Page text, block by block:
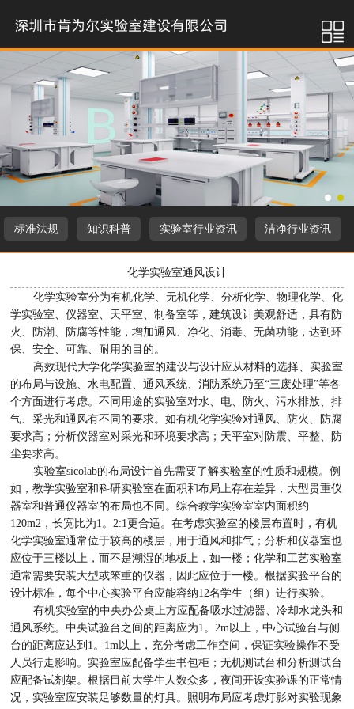
标准法规 知识科普 实验室行业资讯 洁净行业资讯
化学实验室通风设计
化学实验室分为有机化学、无机化学、分析化学、物理化学、化
学实验室、仪器室、天平室、制备室等，建筑设计美观舒适，具有防
火、防潮、防腐等性能，增加通风、净化、消毒、无菌功能，达到环
保、安全、可靠、耐用的目的。
高效现代大学化学实验室的建设与设计应从材料的选择、实验室
的布局与设施、水电配置、通风系统、消防系统乃至“三废处理”等各
个方面进行考虑。不同用途的实验室对水、电、防火、污水排放、排
气、采光和通风有不同的要求。如有机化学实验对通风、防火、防腐
要求高；分析仪器室对采光和环境要求高；天平室对防震、平整、防
尘要求高。
实验室sicolab的布局设计首先需要了解实验室的性质和规模。例
如，教学实验室和科研实验室在面积和布局上存在差异，大型贵重仪
器室和普通仪器室的布局也不同。综合教学实验室室内面积约
120m2，长宽比为1。2:1更合适。在考虑实验室的楼层布置时，有机
化学实验室通常位于较高的楼层，用于通风和排气；分析和仪器室也
应位于三楼以上，而不是潮湿的地板上，如一楼；化学和工艺实验室
通常需要安装大型或笨重的仪器，因此应位于一楼。根据实验平台的
设计标准，每个中心实验平台应能容纳12名学生（组）进行实验。
有机实验室的中央办公桌上方应配备吸水过滤器、冷却水龙头和
通风系统。中央试验台之间的距离应为1。2m以上，中心试验台与侧
台的距离应达到1。1m以上，充分考虑工作空间，保证实验操作不受
人员行走影响。实验室应配备学生书包柜；无机测试台和分析测试台
应配备试剂架。根据目前大学生人数众多，夜间开设实验课的正常情
况，实验室应安装足够数量的灯具。照明布局应考虑灯影对实验现象